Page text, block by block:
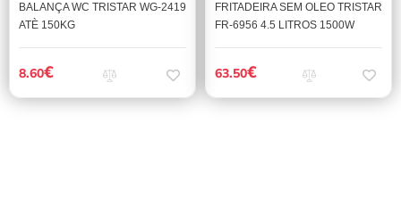
BALANÇA WC TRISTAR WG-2419
ATÈ 150KG
8.60€
FRITADEIRA SEM OLEO TRISTAR
FR-6956 4.5 LITROS 1500W
63.50€